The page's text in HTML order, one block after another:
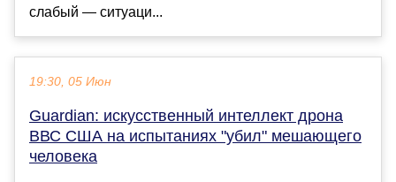
слабый — ситуаци...
19:30, 05 Июн
Guardian: искусственный интеллект дрона
ВВС США на испытаниях "убил" мешающего
человека